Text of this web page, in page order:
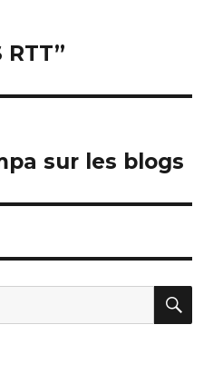
RTT”
sur les blogs